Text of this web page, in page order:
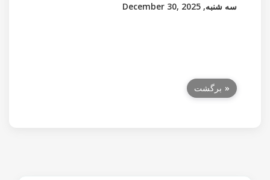
سه شنبه, December 30, 2025
« برگشت